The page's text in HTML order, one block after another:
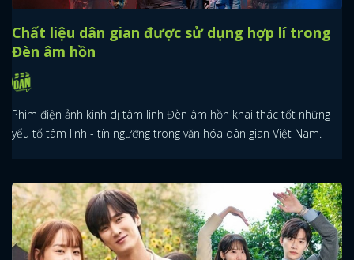
Chất liệu dân gian được sử dụng hợp lí trong
Đèn âm hồn
Phim điện ảnh kinh dị tâm linh Đèn âm hồn khai thác tốt những
yếu tố tâm linh - tín ngưỡng trong văn hóa dân gian Việt Nam.